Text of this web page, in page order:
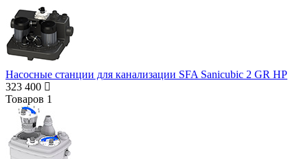
Насосные станции для канализации SFA Sanicubic 2 GR HP
323 400
Товаров 1